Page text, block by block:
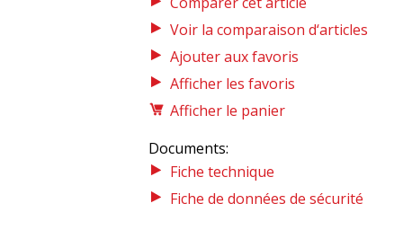
Voir la comparaison d‘articles
Afficher les favoris
Afficher le panier
Documents:
Fiche technique
Fiche de données de sécurité